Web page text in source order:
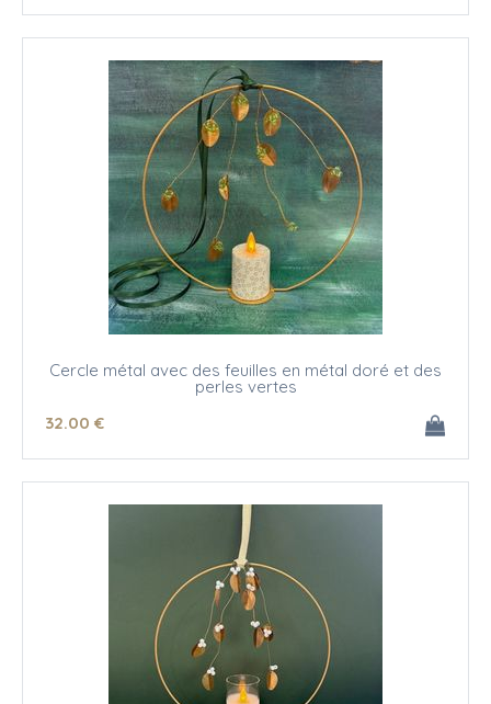
Cercle métal avec des feuilles en métal doré et des
perles vertes
32.00 €